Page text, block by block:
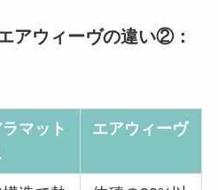
アウィーヴの違い②：
マット
エアウィーヴ